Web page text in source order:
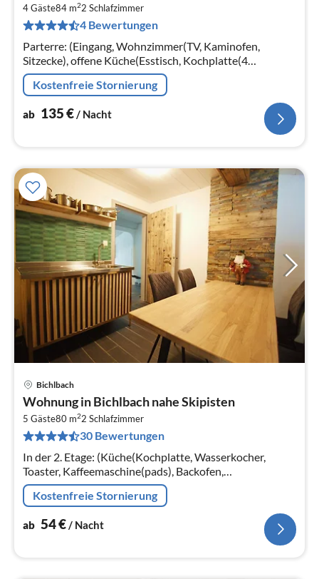
4 Gäste84 m22 Schlafzimmer
4 Bewertungen
Parterre: (Eingang, Wohnzimmer(TV, Kaminofen,
Sitzecke), offene Küche(Esstisch, Kochplatte(4
Kochplatten, Ceranfeld)
Kostenfreie Stornierung
ab 135€/ Nacht
Bichlbach
Wohnung in Bichlbach nahe Skipisten
5 Gäste80 m22 Schlafzimmer
30 Bewertungen
In der 2. Etage: (Küche(Kochplatte, Wasserkocher,
Toaster, Kaffeemaschine(pads), Backofen,
Spülmaschine), Wohn/Esszimmer(TV),
Schlafzimmer(Doppelbett, Doppelschlafcouch)
Kostenfreie Stornierung
ab 54€/ Nacht